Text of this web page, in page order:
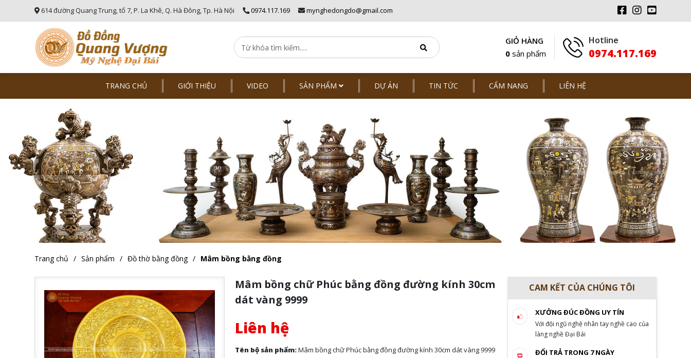
614 đường Quang Trung, tổ 7, P. La Khê, Q. Hà Đông, Tp. Hà Nội 0974.117.169 mynghedongdo@gmail.com
GIỎ HÀNG
0 sản phẩm
Hotline
0974.117.169
TRANG CHỦ GIỚI THIỆU VIDEO SẢN PHẨM DỰ ÁN TIN TỨC CẨM NANG LIÊN HỆ
Trang chủ Sản phẩm Đồ thờ bằng đồng Mâm bồng bằng đồng
Mâm bồng chữ Phúc bằng đồng đường kính 30cm
dát vàng 9999
Liên hệ
Tên bộ sản phẩm:Mâm bồng chữ Phúc bằng đồng đường kính 30cm dát vàng 9999
CAM KẾT CỦA CHÚNG TÔI
XƯỞNG ĐÚC ĐỒNG UY TÍN
Với đội ngũ nghệ nhân tay nghề cao của
làng nghề Đại Bái
ĐỔI TRẢ TRONG 7 NGÀY